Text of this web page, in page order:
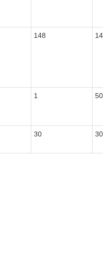
148
1 50
30 30